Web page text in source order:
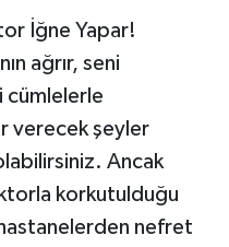
İğne Yapar!
ağrır, seni
cümlelerle
verecek şeyler
Ancak
korkutulduğu
nefret